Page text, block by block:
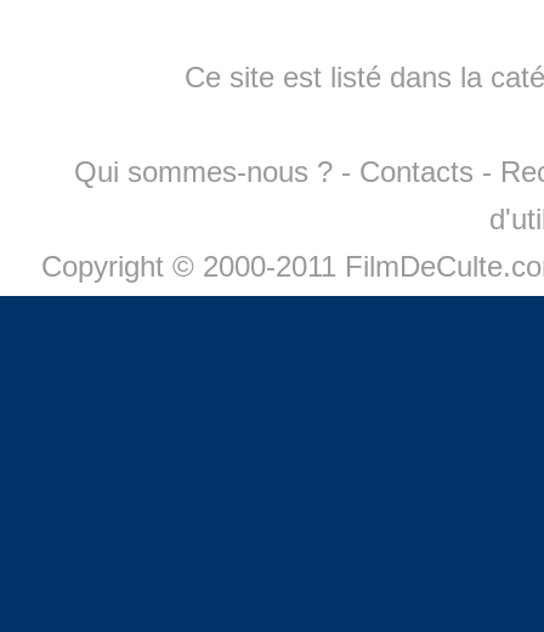
Ce site est listé dans la
Qui sommes-nous ? - Contacts -
Copyright © 2000-2011